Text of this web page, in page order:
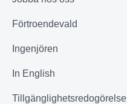
Förtroendevald
Ingenjören
In English
Tillgänglighetsredogörelse